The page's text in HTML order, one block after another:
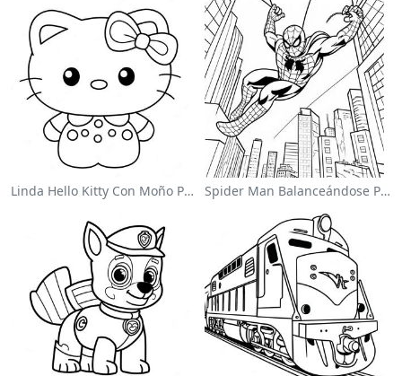
Linda Hello Kitty Con Moño Para Colorear Spider Man Balanceándose Por La Ciudad Para Colorear